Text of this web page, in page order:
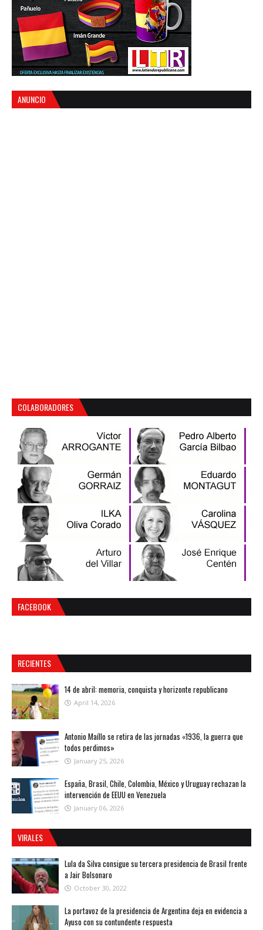
ANUNCIO
COLABORADORES
FACEBOOK
RECIENTES
14 de abril: memoria, conquista y horizonte republicano
April 14, 2026
Antonio Maíllo se retira de las jornadas «1936, la guerra que
todos perdimos»
January 25, 2026
España, Brasil, Chile, Colombia, México y Uruguay rechazan la
intervención de EEUU en Venezuela
January 06, 2026
VIRALES
Lula da Silva consigue su tercera presidencia de Brasil frente
a Jair Bolsonaro
October 30, 2022
La portavoz de la presidencia de Argentina deja en evidencia a
Ayuso con su contundente respuesta